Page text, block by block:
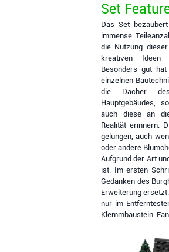
Set
Das Set
immense
die Nutzung
kreativen
Besonders gut
einzelnen
die Dächer
Hauptgebäudes,
auch diese an
Realität erinnern.
gelungen, auch
oder andere
Aufgrund der Art
ist. Im ersten
Gedanken des
Erweiterung
nur im
Klemmbaustein-